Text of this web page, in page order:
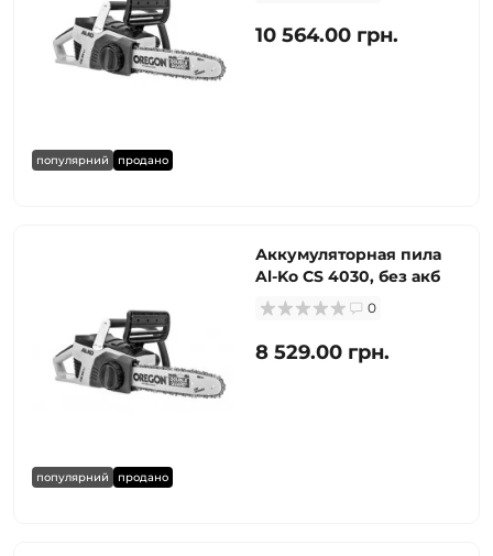
популярний продано
10 564.00 грн.
популярний продано
Аккумуляторная пила
Al-Ko CS 4030, без акб
0
8 529.00 грн.